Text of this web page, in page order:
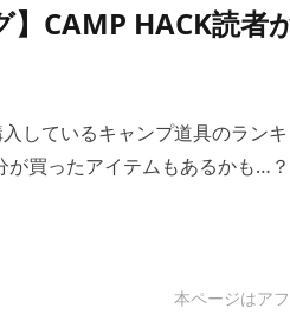
】CAMP HACK読
しているキャンプ道具のラン
が買ったアイテムもあるかも…
本ページはア